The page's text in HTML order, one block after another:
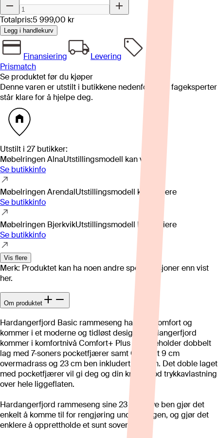
Totalpris:5 999,00 kr
Legg i handlekurv
Finansiering
Levering
Prismatch
Se produktet før du kjøper
Denne varen er utstilt i butikkene nedenfor. Våre fageksperter
står klare for å hjelpe deg.
Utstilt i 27butikker:
Møbelringen AlnaUtstillingsmodell kan variere
Se butikkinfo
Møbelringen ArendalUtstillingsmodell kan variere
Se butikkinfo
Møbelringen BjerkvikUtstillingsmodell kan variere
Se butikkinfo
Vis flere
Merk: Produktet kan ha noen andre spesifikasjoner enn vist
her.
Om produktet
Hardangerfjord Basic rammeseng har god komfort og
kommer i et moderne og tidløst design. Hardangerfjord
kommer i komfortnivå Comfort+ Plus og inneholder dobbelt
lag med 7-soners pocketfjærer samt Comfort 9 cm
overmadrass og 23 cm ben inkludert i prisen. Det doble laget
med pocketfjærer vil gi deg og din kropp god trykkavlastning
over hele liggeflaten.
Hardangerfjord rammeseng sine 23 cm høye ben gjør det
enkelt å komme til for rengjøring under sengen, og gjør det
enklere å opprettholde et sunt sovemiljø.